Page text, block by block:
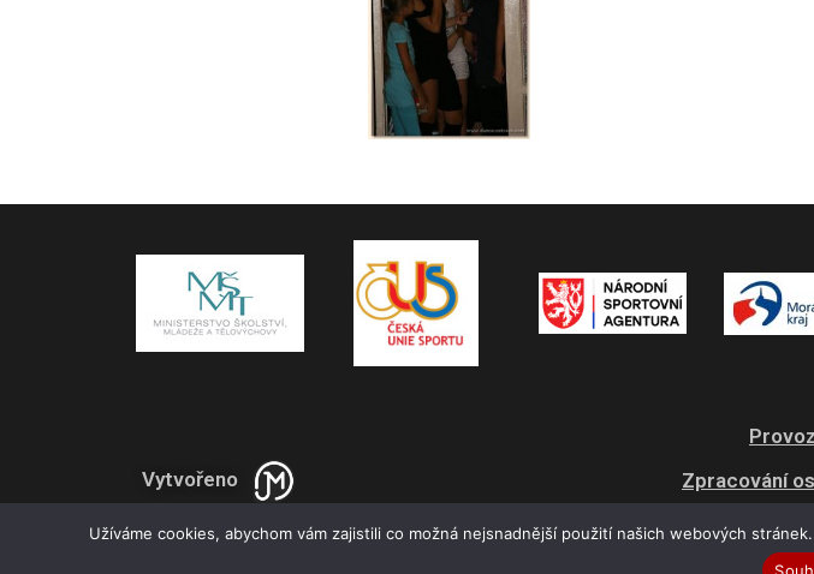
Vytvořeno
Zpracování
Všeobecné
Užíváme cookies, abychom vám zajistili co možná nejsnadnější použití našich webových